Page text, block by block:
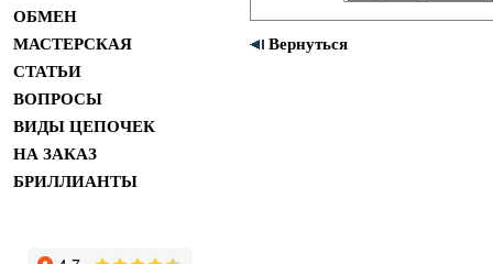
ОБМЕН
МАСТЕРСКАЯ
СТАТЬИ
ВОПРОСЫ
ВИДЫ ЦЕПОЧЕК
НА ЗАКАЗ
БРИЛЛИАНТЫ
Вернуться